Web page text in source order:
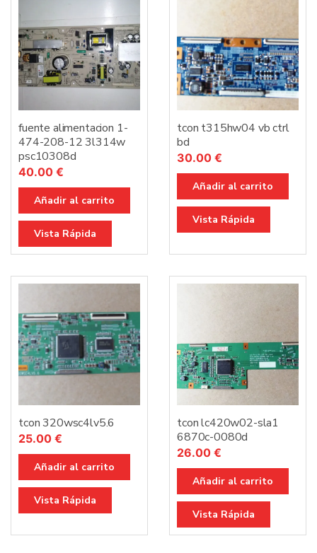
fuente alimentacion 1-
474-208-12 3l314w
psc10308d
40.00 €
Añadir al carrito
Vista Rápida
tcon t315hw04 vb ctrl
bd
30.00 €
Añadir al carrito
Vista Rápida
tcon 320wsc4lv5.6
25.00 €
Añadir al carrito
Vista Rápida
tcon lc420w02-sla1
6870c-0080d
26.00 €
Añadir al carrito
Vista Rápida